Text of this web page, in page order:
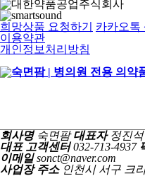
희망상품 요청하기
카카오톡
이용약관
개인정보처리방침
회사명숙면팜 대표자 정진석
대표 고객센터032-713-4937
이메일sonct@naver.com
사업장 주소 인천시 서구 크